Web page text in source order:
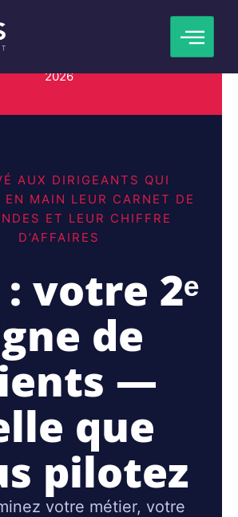
— 3 mois CRM BTP offert +
+ recherche marché —
· Se termine le 30 septembre
2026
AUX DIRIGEANTS QUI
EN MAIN LEUR CARNET DE
ET LEUR CHIFFRE
D’AFFAIRES
: votre 2ᵉ
de
—
que
pilotez
votre métier, votre